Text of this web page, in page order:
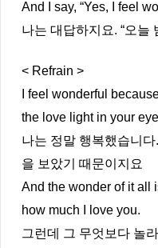
And I say, “Yes, I feel
나는 대답하지요. “오늘
< Refrain >
I feel wonderful
the love light in your
나는 정말 행복했습니
을 보았기 때문이지요
And the wonder of it all
how much I love you.
그런데 그 무엇보다 놀